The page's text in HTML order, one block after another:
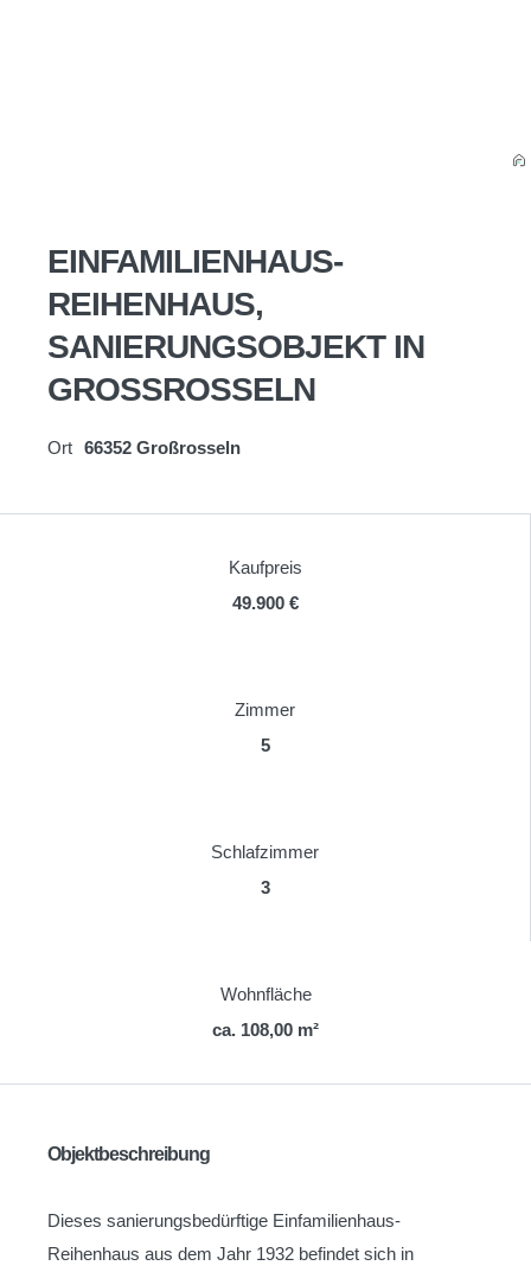
EINFAMILIENHAUS-
REIHENHAUS,
SANIERUNGSOBJEKT IN
GROSSROSSELN
Ort 66352 Großrosseln
Kaufpreis
49.900 €
Zimmer
5
Schlafzimmer
3
Wohnfläche
ca. 108,00 m²
Objektbeschreibung
Dieses sanierungsbedürftige Einfamilienhaus-
Reihenhaus aus dem Jahr 1932 befindet sich in